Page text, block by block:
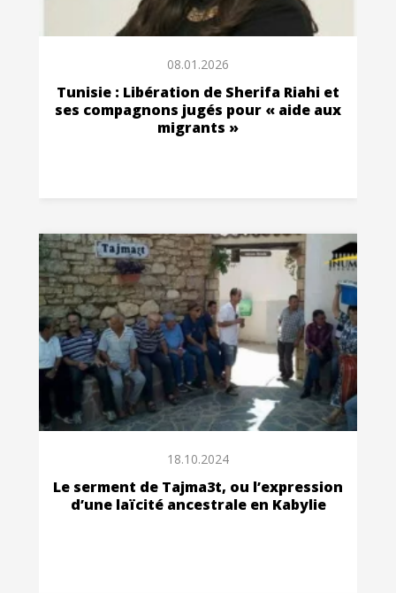
08.01.2026
Tunisie : Libération de Sherifa Riahi et
ses compagnons jugés pour « aide aux
migrants »
18.10.2024
Le serment de Tajma3t, ou l’expression
d’une laïcité ancestrale en Kabylie